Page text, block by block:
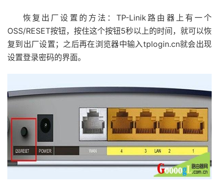
恢复出厂设置的方法：TP-Linik路由器上有一个
OSS/RESET按钮，按住这个按钮5秒以上的时间，就可以恢
复到出厂设置；之后再在浏览器中输入tplogin.cn就会出现
设置登录密码的界面。